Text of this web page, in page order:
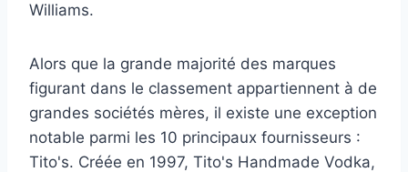
Williams.
Alors que la grande majorité des marques
figurant dans le classement appartiennent à de
grandes sociétés mères, il existe une exception
notable parmi les 10 principaux fournisseurs :
Tito's. Créée en 1997, Tito's Handmade Vodka,